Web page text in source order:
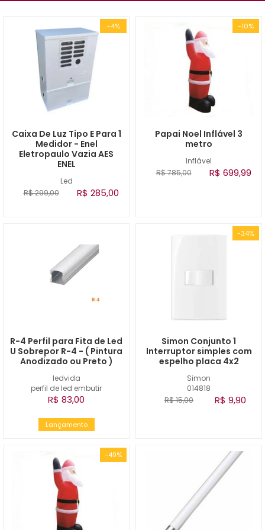
-4%
Led
Caixa De Luz Tipo E Para 1
Medidor - Enel
Eletropaulo Vazia AES
ENEL
R$ 299,00 R$ 285,00
-10%
Inflável
Papai Noel Inflável 3
metro
R$ 785,00 R$ 699,99
ledvida
perfil de led embutir
R-4 Perfil para Fita de Led
U Sobrepor R-4 - ( Pintura
Anodizado ou Preto )
R$ 83,00
Lançamento
-34%
Simon
014818
Simon Conjunto 1
Interruptor simples com
espelho placa 4x2
R$ 15,00 R$ 9,90
-49%